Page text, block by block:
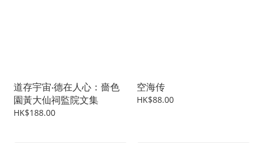
道存宇宙‧德在人心：嗇色
園黃大仙祠監院文集
HK$188.00
空海传
HK$88.00